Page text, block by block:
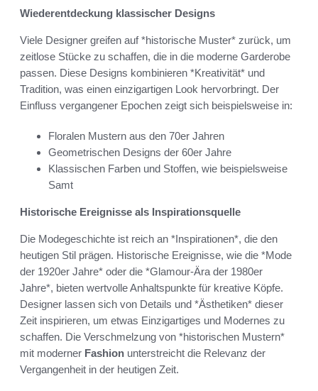
Wiederentdeckung klassischer Designs
Viele Designer greifen auf *historische Muster* zurück, um
zeitlose Stücke zu schaffen, die in die moderne Garderobe
passen. Diese Designs kombinieren *Kreativität* und
Tradition, was einen einzigartigen Look hervorbringt. Der
Einfluss vergangener Epochen zeigt sich beispielsweise in:
Floralen Mustern aus den 70er Jahren
Geometrischen Designs der 60er Jahre
Klassischen Farben und Stoffen, wie beispielsweise
Samt
Historische Ereignisse als Inspirationsquelle
Die Modegeschichte ist reich an *Inspirationen*, die den
heutigen Stil prägen. Historische Ereignisse, wie die *Mode
der 1920er Jahre* oder die *Glamour-Ära der 1980er
Jahre*, bieten wertvolle Anhaltspunkte für kreative Köpfe.
Designer lassen sich von Details und *Ästhetiken* dieser
Zeit inspirieren, um etwas Einzigartiges und Modernes zu
schaffen. Die Verschmelzung von *historischen Mustern*
mit moderner Fashion unterstreicht die Relevanz der
Vergangenheit in der heutigen Zeit.